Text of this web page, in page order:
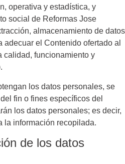
operativa y estadística, y
social de Reformas Jose
almacenamiento de datos
el Contenido ofertado al
calidad, funcionamiento y
los datos personales, se
fin o fines específicos del
los datos personales; es decir,
la información recopilada.
de los datos